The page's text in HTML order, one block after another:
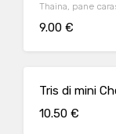
Thaina, pane
9.00 €
Tris di mini
10.50 €